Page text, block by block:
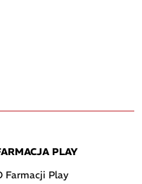
PLAY
Farmacji Play